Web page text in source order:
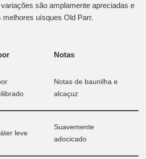
são amplamente apreciadas e
uísques Old Parr.
Notas
Notas de baunilha e
alcaçuz
leve
Suavemente
adocicado